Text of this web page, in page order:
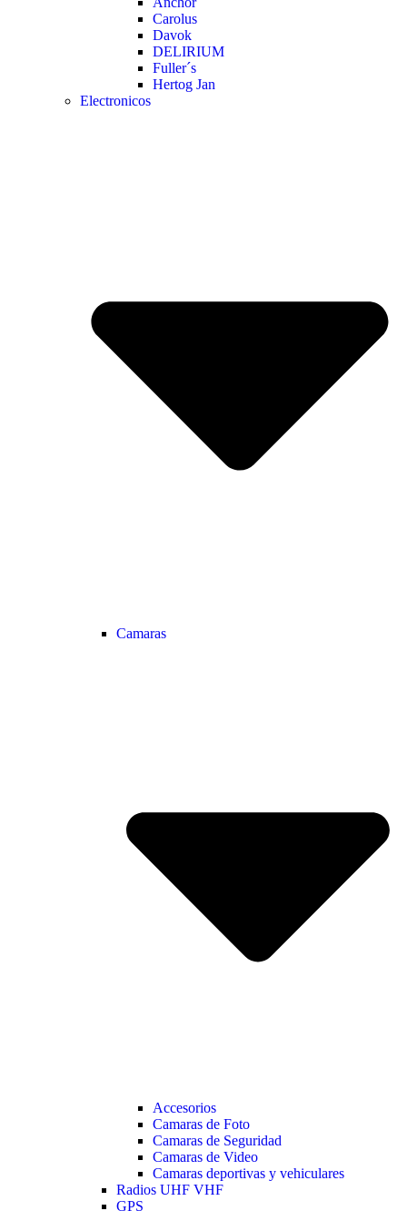
Carolus
Davok
DELIRIUM
Fuller´s
Hertog Jan
Electronicos
Camaras
Accesorios
Camaras de Foto
Camaras de Seguridad
Camaras de Video
Camaras deportivas y vehiculares
Radios UHF VHF
GPS